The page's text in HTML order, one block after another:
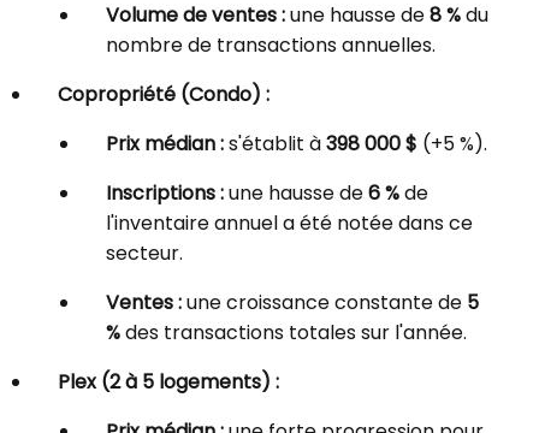
Volume de ventes :une hausse de8 %du
nombre de transactions annuelles.
Copropriété (Condo) :
Prix médian :s'établit à398 000 $ (+5 %).
Inscriptions :une hausse de6 %de
l'inventaire annuel a été notée dans ce
secteur.
Ventes :une croissance constante de 5
%des transactions totales sur l'année.
Plex (2 à 5 logements) :